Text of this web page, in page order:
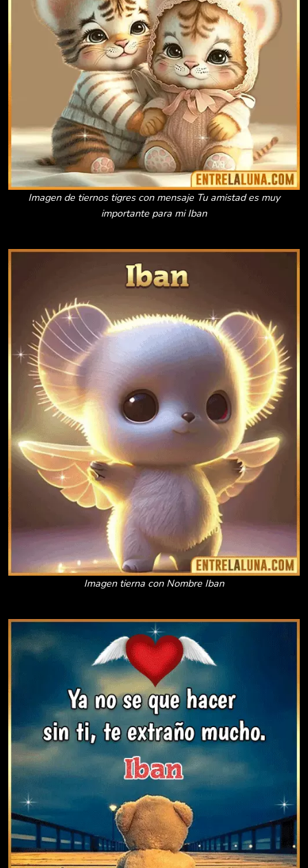
Imagen de tiernos tigres con mensaje Tu amistad es muy
importante para mi Iban
Imagen tierna con Nombre Iban